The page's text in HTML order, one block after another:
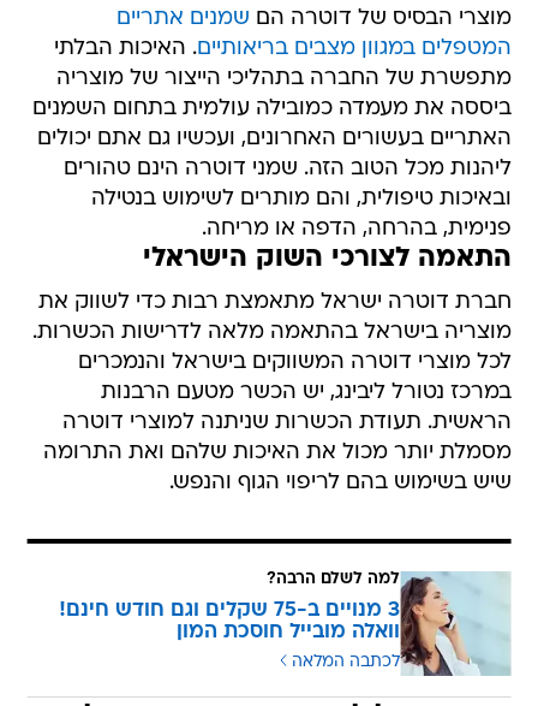
מוצרי הבסיס של דוטרה הם שמנים אתריים
המטפלים במגוון מצבים בריאותיים. האיכות הבלתי
מתפשרת של החברה בתהליכי הייצור של מוצריה
ביססה את מעמדה כמובילה עולמית בתחום השמנים
האתריים בעשורים האחרונים, ועכשיו גם אתם יכולים
ליהנות מכל הטוב הזה. שמני דוטרה הינם טהורים
ובאיכות טיפולית, והם מותרים לשימוש בנטילה
פנימית, בהרחה, הדפה או מריחה.
התאמה לצורכי השוק הישראלי
חברת דוטרה ישראל מתאמצת רבות כדי לשווק את
מוצריה בישראל בהתאמה מלאה לדרישות הכשרות.
לכל מוצרי דוטרה המשווקים בישראל והנמכרים
במרכז נטורל ליבינג, יש הכשר מטעם הרבנות
הראשית. תעודת הכשרות שניתנה למוצרי דוטרה
מסמלת יותר מכול את האיכות שלהם ואת התרומה
שיש בשימוש בהם לריפוי הגוף והנפש.
למה לשלם הרבה?
3 מנויים ב-75 שקלים וגם חודש חינם!
וואלה מובייל חוסכת המון
לכתבה המלאה